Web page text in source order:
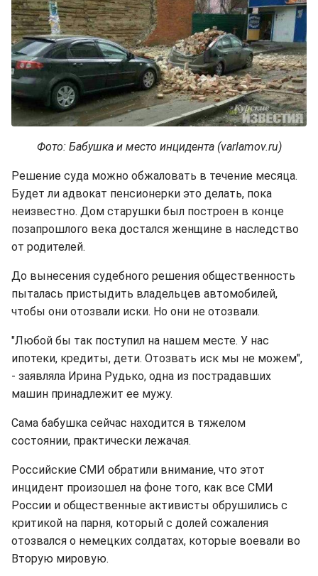
Фото: Бабушка и место инцидента (varlamov.ru)
Решение суда можно обжаловать в течение месяца.
Будет ли адвокат пенсионерки это делать, пока
неизвестно. Дом старушки был построен в конце
позапрошлого века достался женщине в наследство
от родителей.
До вынесения судебного решения общественность
пыталась пристыдить владельцев автомобилей,
чтобы они отозвали иски. Но они не отозвали.
"Любой бы так поступил на нашем месте. У нас
ипотеки, кредиты, дети. Отозвать иск мы не можем",
- заявляла Ирина Рудько, одна из пострадавших
машин принадлежит ее мужу.
Сама бабушка сейчас находится в тяжелом
состоянии, практически лежачая.
Российские СМИ обратили внимание, что этот
инцидент произошел на фоне того, как все СМИ
России и общественные активисты обрушились с
критикой на парня, который с долей сожаления
отозвался о немецких солдатах, которые воевали во
Вторую мировую.